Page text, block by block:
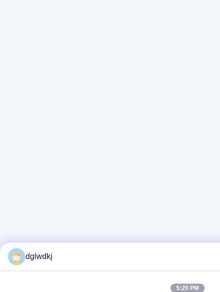
dglwdkj
5:20 PM